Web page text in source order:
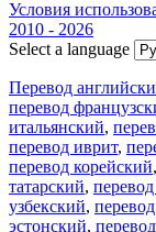
Условия
2010 - 2026
Select a language
Перевод
перевод
итальянский,
перевод иврит,
перевод корейский,
татарский,
узбекский,
эстонский,